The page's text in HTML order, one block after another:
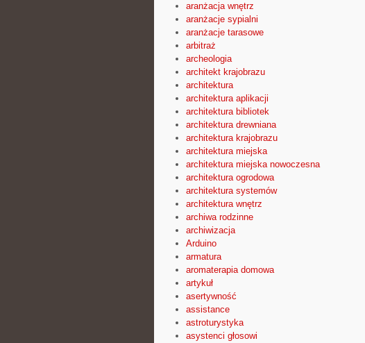
aranżacja wnętrz
aranżacje sypialni
aranżacje tarasowe
arbitraż
archeologia
architekt krajobrazu
architektura
architektura aplikacji
architektura bibliotek
architektura drewniana
architektura krajobrazu
architektura miejska
architektura miejska nowoczesna
architektura ogrodowa
architektura systemów
architektura wnętrz
archiwa rodzinne
archiwizacja
Arduino
armatura
aromaterapia domowa
artykuł
asertywność
assistance
astroturystyka
asystenci głosowi